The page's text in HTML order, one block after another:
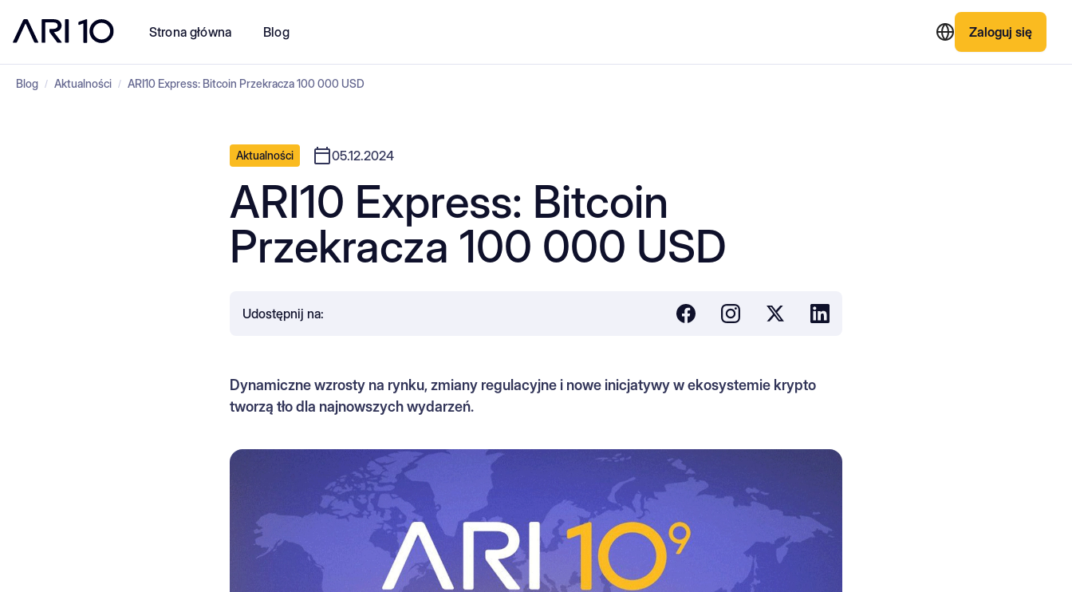
Strona główna Blog Zaloguj się
Blog / Aktualności / ARI10 Express: Bitcoin Przekracza 100 000 USD
Aktualności 05.12.2024
ARI10 Express: Bitcoin
Przekracza 100 000 USD
Udostępnij na:
Dynamiczne wzrosty na rynku, zmiany regulacyjne i nowe inicjatywy w ekosystemie krypto
tworzą tło dla najnowszych wydarzeń.